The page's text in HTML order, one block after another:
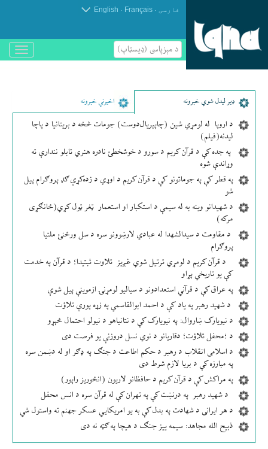
فارسی .
Français
.
English
د مېزپاسى (ډیسټاپ)
باز
و
ډير لیدل شوي خبرونه اخیرني خبرونه
د اروپا له لومړي شین (چاپېریال‌دوست) جومات څخه د بریتانیا د پاچا
لیدنه(فیلم)
په جده کې د قرآن کریم د سورو د خوشخطئ نادره هنري تابلو نندارې ته
وړاندې شوه
په قطر کې په جوماتونو کې د قرآن کریم د اوړي د زده‌کړې ګډ پروګرام پیل
شو
د شهیدانو وینه به له سیمې د استکبار او استعمار ټغر ټول کړي(ځانګړی
مرکه)
د مقاومت د سیدالشهدا له عبادي لارښوونو سره د سل ورځنئ ملتیا
پروګرام
د قرآن کریم د لومړي ترتیل شوي غږیز تلاوت ثبتیدا؛ د قرآن په خدمت
کې یو تاریخي پړاو
په عراق کې د قرآني استعدادونو د سیالیو لومړنۍ ازموینې پیل شوې
د شهید رهبر په یاد کې د احمد ابوالقاسمي په زړه پورې تلاؤت
د نیویارک ښاروال: په نیویارک کې د نتانیاهو د نیولو احتمال څېړو
د ؛محفل تلاؤت؛ دقاریانو د نوي نسل دروزنې یو فرصت دی
د اسلامی انقلاب د رهبر د حکم اطاعت د جنګ په ډګر او له دښمن سره
په مبارزه کې د بریا لازم شرط دی
په مراکش کې د قرآن کریم د حافظانو لاریون (انځوریز راپور)
د شهید رهبر په درنښت کې په تهران کې له قرآن سره د انس محفل
د هر ایرانی د شهادت په بدل کې به یو امریکایي عسکر جهنم ته واستول شي
ذبیح الله مجاهد: سیمه ییز جنګ د هیچا په ګټه نه دی